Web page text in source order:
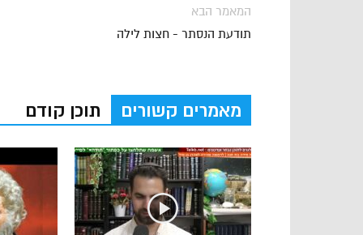
המאמר הבא
תודעת הנסתר - חצות לילה
מאמרים קשורים תוכן קודם